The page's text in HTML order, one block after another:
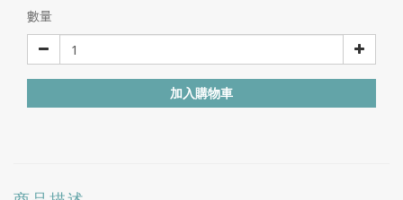
數量
加入購物車